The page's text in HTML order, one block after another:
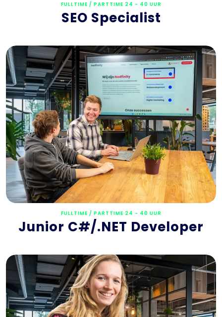
FULLTIME / PARTTIME 24 - 40 UUR
SEO Specialist
FULLTIME / PARTTIME 24 - 40 UUR
Junior C#/.NET Developer